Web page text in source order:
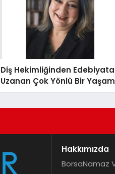
Diş Hekimliğinden Edebiyata
Uzanan Çok Yönlü Bir
Yeşim Şahin Yaman
Hakkımızda
BorsaNamaz